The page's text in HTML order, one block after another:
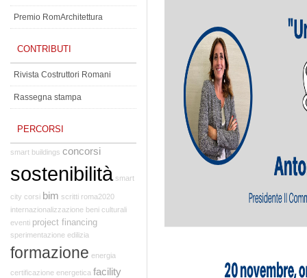
Premio RomArchitettura
CONTRIBUTI
Rivista Costruttori Romani
Rassegna stampa
PERCORSI
smart buildings concorsi
sostenibilità smart
city corsi bim scritti roma2020
internazionalizzazione beni culturali
eventi project financing
sperimentazione edilizia
formazione energia
certificazione energetica facility